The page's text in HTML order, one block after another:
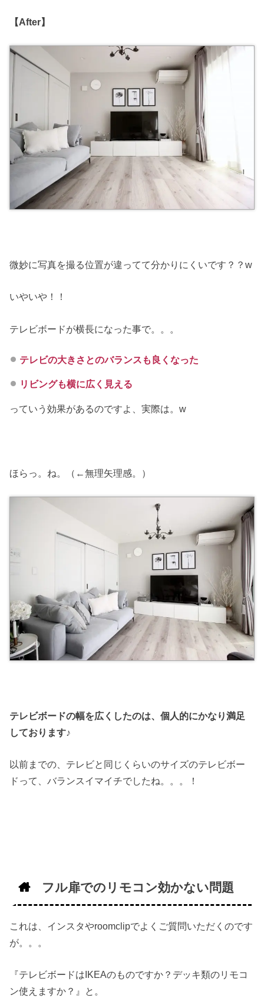
【After】
微妙に写真を撮る位置が違ってて分かりにくいです？？w
いやいや！！
テレビボードが横長になった事で。。。
テレビの大きさとのバランスも良くなった
リビングも横に広く見える
っていう効果があるのですよ、実際は。w
ほらっ。ね。（←無理矢理感。）
テレビボードの幅を広くしたのは、個人的にかなり満足
しております♪
以前までの、テレビと同じくらいのサイズのテレビボー
ドって、バランスイマイチでしたね。。。！
フル扉でのリモコン効かない問題
これは、インスタやroomclipでよくご質問いただくのです
が。。。
『テレビボードはIKEAのものですか？デッキ類のリモコ
ン使えますか？』と。